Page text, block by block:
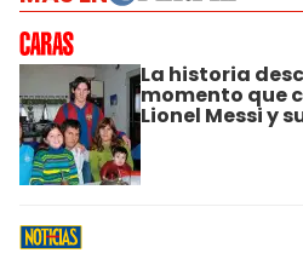
La historia
momento que
Lionel Messi y